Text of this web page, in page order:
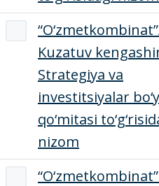
Kuzatuv
Strategiya va
investitsiyalar
qo‘mitasi
nizom
“O‘zmetkombinat”